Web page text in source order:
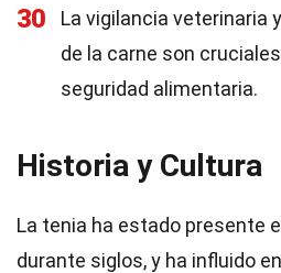
30
La vigilancia veterinaria
de la carne son
seguridad alimentaria.
Historia y Cultura
La tenia ha estado presente
durante siglos, y ha influido